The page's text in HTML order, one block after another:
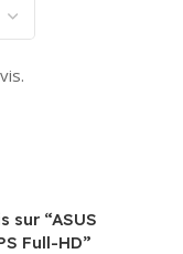
sur “ASUS
Full-HD”